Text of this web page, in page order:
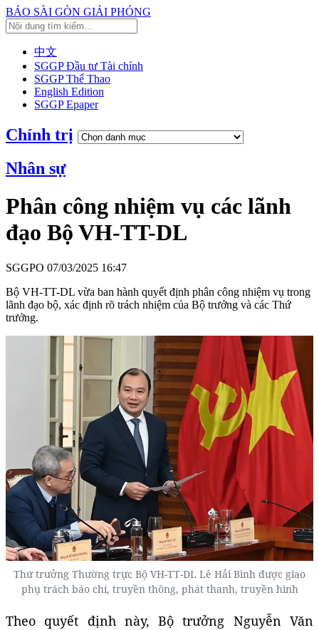
BÁO SÀI GÒN GIẢI PHÓNG
中文
SGGP Đầu tư Tài chính
SGGP Thể Thao
English Edition
SGGP Epaper
Chính trị
Nhân sự
Phân công nhiệm vụ các lãnh
đạo Bộ VH-TT-DL
SGGPO 07/03/2025 16:47
Bộ VH-TT-DL vừa ban hành quyết định phân công nhiệm vụ trong
lãnh đạo bộ, xác định rõ trách nhiệm của Bộ trưởng và các Thứ
trưởng.
Thứ trưởng Thường trực Bộ VH-TT-DL Lê Hải Bình được giao
phụ trách báo chí, truyền thông, phát thanh, truyền hình
Theo quyết định này, Bộ trưởng Nguyễn Văn